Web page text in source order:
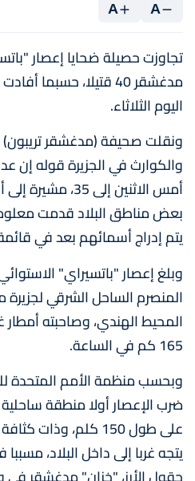
A
A
تجاوزت حصيلة ضحايا إعصار
مدغشقر 40 قتيلا،
اليوم الثلاثاء.
ونقلت صحيفة (مدغشقر
أمس الاثنين إلى
يتم إدراج أسمائهم بعد في
وبلغ إعصار "باتسيراي"
المنصرم الساحل الشرقي
المحيط الهندي، وصاحبته أمطار
165 كم في الساعة.
وبحسب منظمة الأمم المتحدة
ضرب الإعصار أولا منطقة
على طول 150 كلم،
يتجه غربا إلى داخل البلاد،